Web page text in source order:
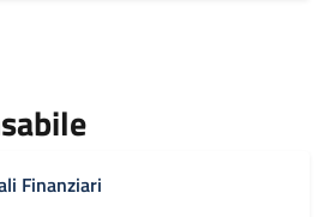
Finanziari